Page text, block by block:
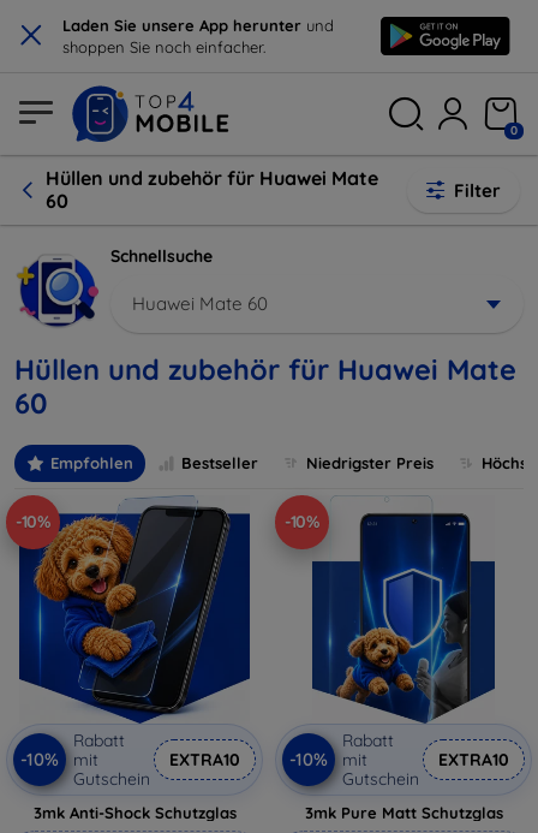
× Laden Sie unsere App herunter und
shoppen Sie noch einfacher.
0
Hüllen und zubehör für Huawei Mate
60
Filter
Schnellsuche
Huawei Mate 60
Hüllen und zubehör für Huawei Mate
60
Empfohlen Bestseller Niedrigster Preis
-10%
-10%
Rabatt
mit
Gutschein
EXTRA10
3mk Anti-Shock Schutzglas
-10%
-10%
Rabatt
mit
Gutschein
EXTRA10
3mk Pure Matt Schutzglas